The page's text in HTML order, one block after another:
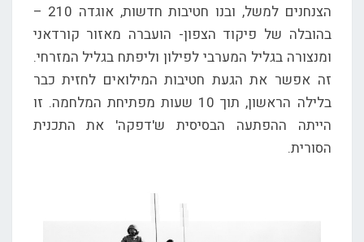
הצנחנים למשל, ובנו חטיבות חדשות, אוגדה 210 –
בהובלה של פיקוד הצפון- הועברה מאזור קורדאני
ומנצורה בגליל המערבי לפילון וליפתח בגליל המזרחי.
זה אפשר את הגעת חטיבות המילואים לחזית כבר
בלילה הראשון, תוך 10 שעות מפתיחת המלחמה. זו
הייתה ההפתעה הבסיסית ש'דפקה' את התכנית
הסורית.